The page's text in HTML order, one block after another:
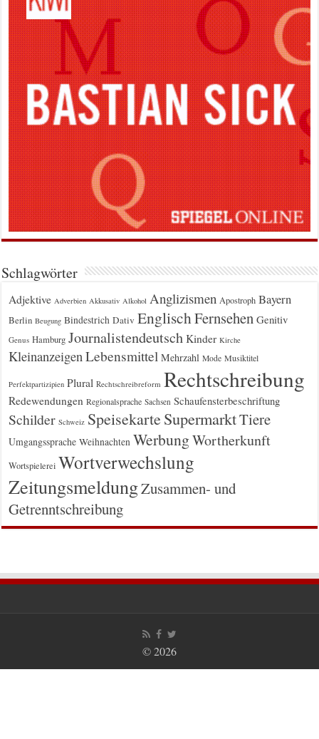
Schlagwörter
Adjektive Adverbien Akkusativ Alkohol Anglizismen Apostroph Bayern
Berlin Beugung Bindestrich Dativ EnglischFernsehen Genitiv
Genus Hamburg Journalistendeutsch Kinder Kirche
Kleinanzeigen Lebensmittel Mehrzahl Mode Musiktitel
Perfektpartizipien Plural Rechtschreibreform Rechtschreibung
Redewendungen Regionalsprache Sachsen Schaufensterbeschriftung
Schilder Schweiz Speisekarte SupermarktTiere
Umgangssprache Weihnachten WerbungWortherkunft
Wortspielerei Wortverwechslung
ZeitungsmeldungZusammen- und
Getrenntschreibung
© 2026